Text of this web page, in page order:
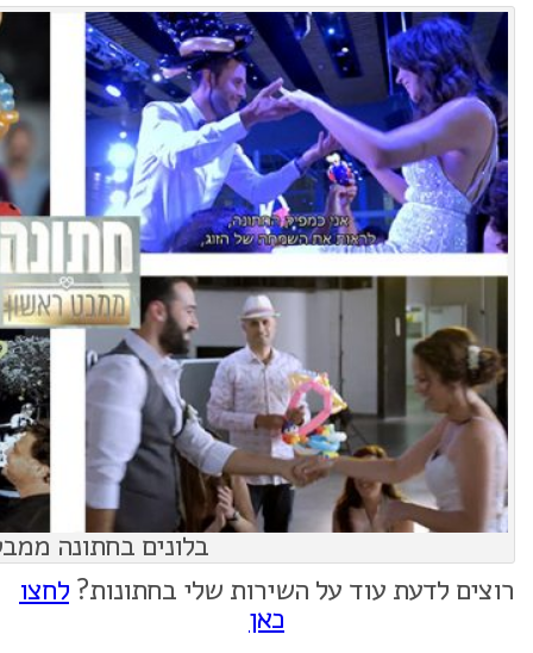
בלונים בחתונה
רוצים לדעת עוד על השירות שלי בחתונות? לחצו
כאן